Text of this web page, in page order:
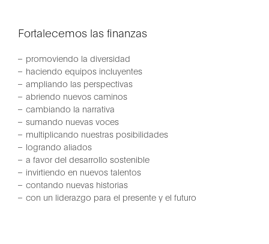
Fortalecemos las finanzas
promoviendo la diversidad
haciendo equipos incluyentes
ampliando las perspectivas
abriendo nuevos caminos
cambiando la narrativa
sumando nuevas voces
multiplicando nuestras posibilidades
logrando aliados
a favor del desarrollo sostenible
invirtiendo en nuevos talentos
contando nuevas historias
con un liderazgo para el presente y el futuro